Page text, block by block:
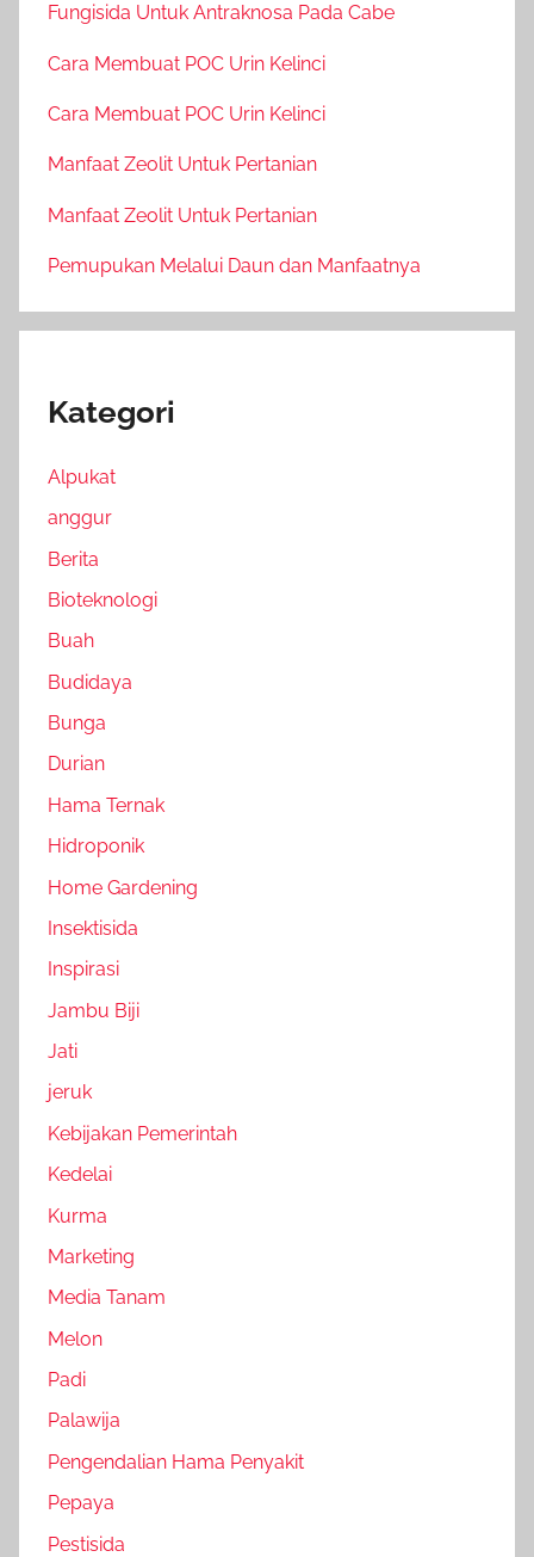
Fungisida Untuk Antraknosa Pada Cabe
Cara Membuat POC Urin Kelinci
Cara Membuat POC Urin Kelinci
Manfaat Zeolit Untuk Pertanian
Manfaat Zeolit Untuk Pertanian
Pemupukan Melalui Daun dan Manfaatnya
Kategori
Alpukat
anggur
Berita
Bioteknologi
Buah
Budidaya
Bunga
Durian
Hama Ternak
Hidroponik
Home Gardening
Insektisida
Inspirasi
Jambu Biji
Jati
jeruk
Kebijakan Pemerintah
Kedelai
Kurma
Marketing
Media Tanam
Melon
Padi
Palawija
Pengendalian Hama Penyakit
Pepaya
Pestisida